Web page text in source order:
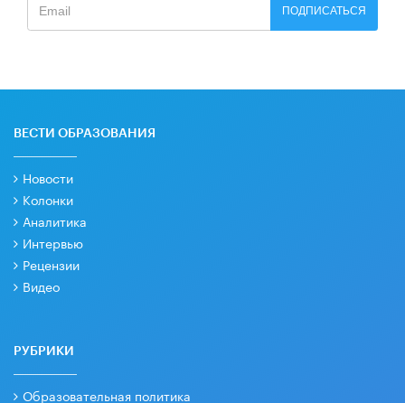
ПОДПИСАТЬСЯ
ВЕСТИ ОБРАЗОВАНИЯ
Новости
Колонки
Аналитика
Интервью
Рецензии
Видео
РУБРИКИ
Образовательная политика